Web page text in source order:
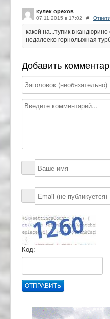
кулек орехов
07.11.2015 в 17:02 #
какой на...тупик в
недалееко горнолыжная
Добавить
Код:
ОТПРАВИТЬ